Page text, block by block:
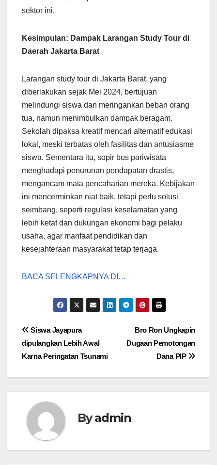
sektor ini.
Kesimpulan: Dampak Larangan Study Tour di
Daerah Jakarta Barat
Larangan study tour di Jakarta Barat, yang
diberlakukan sejak Mei 2024, bertujuan
melindungi siswa dan meringankan beban orang
tua, namun menimbulkan dampak beragam.
Sekolah dipaksa kreatif mencari alternatif edukasi
lokal, meski terbatas oleh fasilitas dan antusiasme
siswa. Sementara itu, sopir bus pariwisata
menghadapi penurunan pendapatan drastis,
mengancam mata pencaharian mereka. Kebijakan
ini mencerminkan niat baik, tetapi perlu solusi
seimbang, seperti regulasi keselamatan yang
lebih ketat dan dukungan ekonomi bagi pelaku
usaha, agar manfaat pendidikan dan
kesejahteraan masyarakat tetap terjaga.
BACA SELENGKAPNYA DI…
Post
navigation
Bro Ron Ungkapin
Dugaan Pemotongan
Dana PIP
Siswa Jayapura
dipulangkan Lebih Awal
Karna Peringatan Tsunami
Byadmin